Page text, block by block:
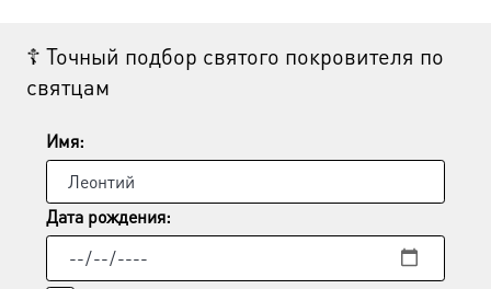
☦ Точный подбор святого покровителя по
святцам
Имя:
Дата рождения: